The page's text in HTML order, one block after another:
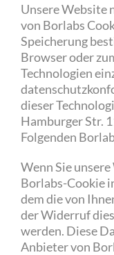
Unsere Website
von Borlabs
Speicherung
Browser oder
Technologien
dieser
Hamburger Str.
Folgenden
Wenn Sie
Borlabs-Cookie
dem die von
der Widerruf
werden. Diese
Anbieter von